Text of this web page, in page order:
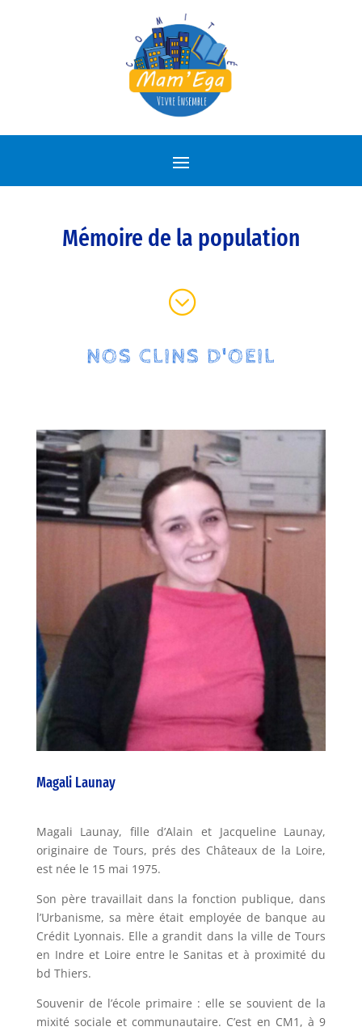
Mémoire de la population
;
NOS CLINS D'OEIL
Magali Launay
Magali Launay, fille d’Alain et Jacqueline Launay,
originaire de Tours, prés des Châteaux de la Loire,
est née le 15 mai 1975.
Son père travaillait dans la fonction publique, dans
l’Urbanisme, sa mère était employée de banque au
Crédit Lyonnais. Elle a grandit dans la ville de Tours
en Indre et Loire entre le Sanitas et à proximité du
bd Thiers.
Souvenir de l’école primaire : elle se souvient de la
mixité sociale et communautaire. C’est en CM1, à 9